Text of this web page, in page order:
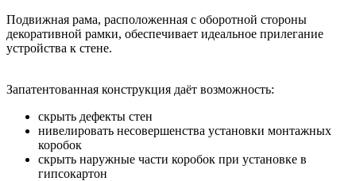
Подвижная рама, расположенная с оборотной стороны
декоративной рамки, обеспечивает идеальное прилегание
устройства к стене.
Запатентованная конструкция даёт возможность:
скрыть дефекты стен
нивелировать несовершенства установки монтажных
коробок
скрыть наружные части коробок при установке в
гипсокартон